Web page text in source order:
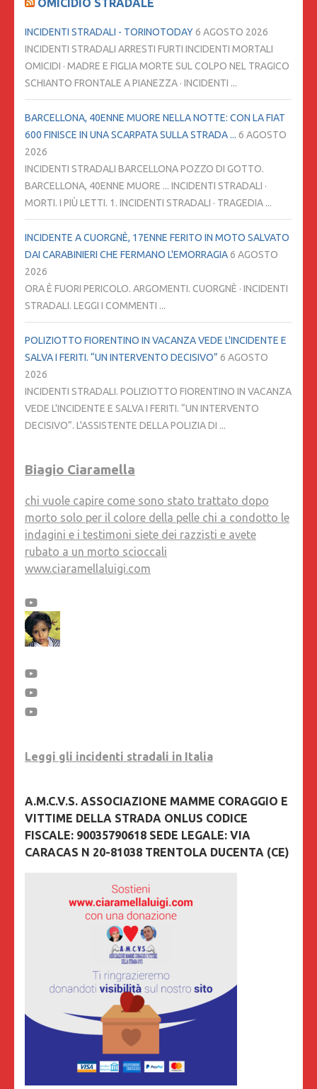
OMICIDIO STRADALE
INCIDENTI STRADALI - TORINOTODAY6 AGOSTO 2026
INCIDENTI STRADALI ARRESTI FURTI INCIDENTI MORTALI
OMICIDI · MADRE E FIGLIA MORTE SUL COLPO NEL TRAGICO
SCHIANTO FRONTALE A PIANEZZA · INCIDENTI ...
BARCELLONA, 40ENNE MUORE NELLA NOTTE: CON LA FIAT
600 FINISCE IN UNA SCARPATA SULLA STRADA ... 6 AGOSTO
2026
INCIDENTI STRADALI BARCELLONA POZZO DI GOTTO.
BARCELLONA, 40ENNE MUORE ... INCIDENTI STRADALI ·
MORTI. I PIÙ LETTI. 1. INCIDENTI STRADALI · TRAGEDIA ...
INCIDENTE A CUORGNÈ, 17ENNE FERITO IN MOTO SALVATO
DAI CARABINIERI CHE FERMANO L'EMORRAGIA6 AGOSTO
2026
ORA È FUORI PERICOLO. ARGOMENTI. CUORGNÈ · INCIDENTI
STRADALI. LEGGI I COMMENTI ...
POLIZIOTTO FIORENTINO IN VACANZA VEDE L'INCIDENTE E
SALVA I FERITI. “UN INTERVENTO DECISIVO” 6 AGOSTO
2026
INCIDENTI STRADALI. POLIZIOTTO FIORENTINO IN VACANZA
VEDE L'INCIDENTE E SALVA I FERITI. “UN INTERVENTO
DECISIVO”. L'ASSISTENTE DELLA POLIZIA DI ...
Biagio Ciaramella
chi vuole capire come sono stato trattato dopo
morto solo per il colore della pelle chi a condotto le
indagini e i testimoni siete dei razzisti e avete
rubato a un morto scioccali
www.ciaramellaluigi.com
Leggi gli incidenti stradali in Italia
A.M.C.V.S. ASSOCIAZIONE MAMME CORAGGIO E
VITTIME DELLA STRADA ONLUS CODICE
FISCALE: 90035790618 SEDE LEGALE: VIA
CARACAS N 20-81038 TRENTOLA DUCENTA (CE)